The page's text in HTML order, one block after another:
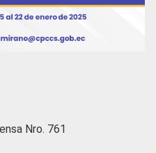
Nro. 761